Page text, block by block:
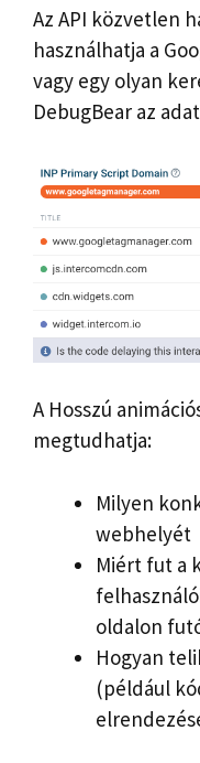
Az API közvetlen
használhatja a
vagy egy olyan
DebugBear az
A Hosszú
megtudhatja:
Milyen
webhelyét
Miért fut a
oldalon
Hogyan
(például